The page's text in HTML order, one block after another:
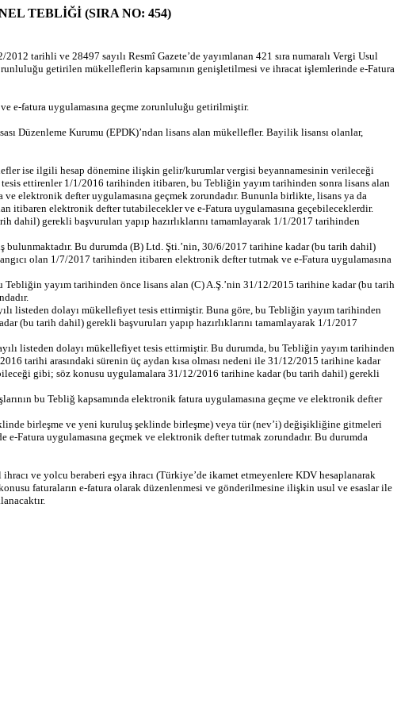
TEBLİĞİ (SIRA NO: 454)
tarihli ve 28497 sayılı Resmî Gazete’de yayımlanan 421 sıra numaralı Vergi Usul
getirilen mükelleflerin kapsamının genişletilmesi ve ihracat işlemlerinde e-Fatura
e-fatura uygulamasına geçme zorunluluğu getirilmiştir.
Düzenleme Kurumu (EPDK)’ndan lisans alan mükellefler. Bayilik lisansı olanlar,
ise ilgili hesap dönemine ilişkin gelir/kurumlar vergisi beyannamesinin verileceği
ettirenler 1/1/2016 tarihinden itibaren, bu Tebliğin yayım tarihinden sonra lisans alan
elektronik defter uygulamasına geçmek zorundadır. Bununla birlikte, lisans ya da
itibaren elektronik defter tutabilecekler ve e-Fatura uygulamasına geçebileceklerdir.
dahil) gerekli başvuruları yapıp hazırlıklarını tamamlayarak 1/1/2017 tarihinden
Bu durumda (B) Ltd. Şti.’nin, 30/6/2017 tarihine kadar (bu tarih dahil)
olan 1/7/2017 tarihinden itibaren elektronik defter tutmak ve e-Fatura uygulamasına
yayım tarihinden önce lisans alan (C) A.Ş.’nin 31/12/2015 tarihine kadar (bu tarih
listeden dolayı mükellefiyet tesis ettirmiştir. Buna göre, bu Tebliğin yayım tarihinden
(bu tarih dahil) gerekli başvuruları yapıp hazırlıklarını tamamlayarak 1/1/2017
listeden dolayı mükellefiyet tesis ettirmiştir. Bu durumda, bu Tebliğin yayım tarihinden
tarihi arasındaki sürenin üç aydan kısa olması nedeni ile 31/12/2015 tarihine kadar
gibi; söz konusu uygulamalara 31/12/2016 tarihine kadar (bu tarih dahil) gerekli
bu Tebliğ kapsamında elektronik fatura uygulamasına geçme ve elektronik defter
birleşme ve yeni kuruluş şeklinde birleşme) veya tür (nev’i) değişikliğine gitmeleri
uygulamasına geçmek ve elektronik defter tutmak zorundadır. Bu durumda
ve yolcu beraberi eşya ihracı (Türkiye’de ikamet etmeyenlere KDV hesaplanarak
faturaların e-fatura olarak düzenlenmesi ve gönderilmesine ilişkin usul ve esaslar ile